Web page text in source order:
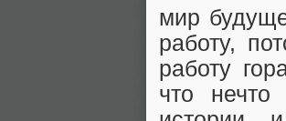
мир
работу,
работу
что